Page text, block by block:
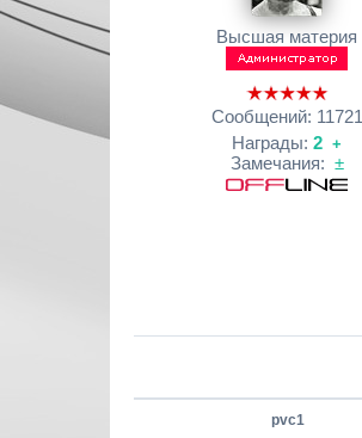
Высшая материя
Сообщений: 11721
Награды: 2 +
Замечания: ±
pvc1